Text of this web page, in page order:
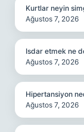
Kurtlar neyin
Ağustos 7, 2026
Isdar etmek ne
Ağustos 7, 2026
Hipertansiyon
Ağustos 7, 2026